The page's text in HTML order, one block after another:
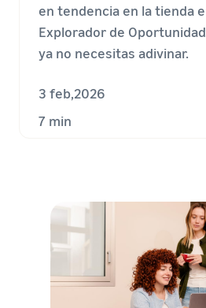
en tendencia en la tienda
Explorador de
ya no necesitas adivinar.
3 feb,2026
7 min